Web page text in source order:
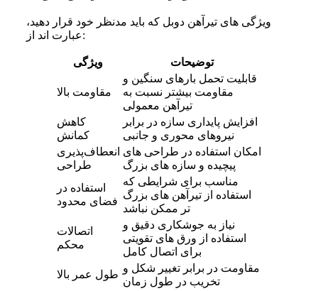
ویژگی های تیرآهن دوبل که باید مدنظر خود قرار دهید،
عبارت اند از:
ویژگی توضیحات
مقاومت بالا
قابلیت تحمل بارهای سنگین و
مقاومت بیشتر نسبت به
تیرآهن معمولی
کاهش
کمانش
افزایش پایداری سازه در برابر
نیروهای محوری و جانبی
انعطاف‌پذیری
طراحی
امکان استفاده در طراحی‌ های
پیچیده و سازه‌ های بزرگ
استفاده در
فضای محدود
مناسب برای شرایطی که
استفاده از تیرآهن های بزرگ
‌تر ممکن نباشد
اتصالات
محکم
نیاز به جوشکاری دقیق و
استفاده از ورق های تقویتی
برای اتصال کامل
طول عمر بالا
مقاومت در برابر تغییر شکل و
تخریب در طول زمان